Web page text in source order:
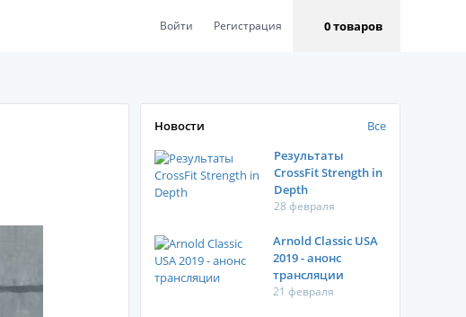
Войти Регистрация 0 товаров
Новости
Все
Результаты
CrossFit Strength in
Depth
28 февраля
Arnold Classic USA
2019 - анонс
трансляции
21 февраля